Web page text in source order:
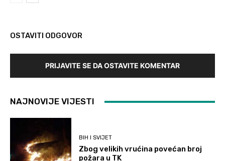
OSTAVITI ODGOVOR
PRIJAVITE SE DA OSTAVITE KOMENTAR
NAJNOVIJE VIJESTI
BIH I SVIJET
Zbog velikih vrućina povećan broj
požara u TK